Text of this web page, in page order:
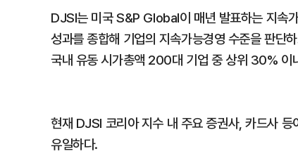
DJSI는 미국 S&P Global이 매년 발표하는 지속
성과를 종합해 기업의 지속가능경영 수준을 판단
국내 유동 시가총액 200대 기업 중 상위 30% 이
현재 DJSI 코리아 지수 내 주요 증권사, 카드사
유일하다.